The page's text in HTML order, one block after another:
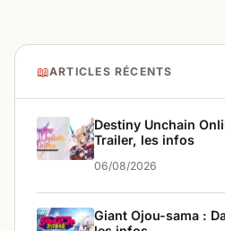
📖ARTICLES RÉCENTS
Destiny Unchain
Trailer, les infos
06/08/2026
Giant Ojou-sama :